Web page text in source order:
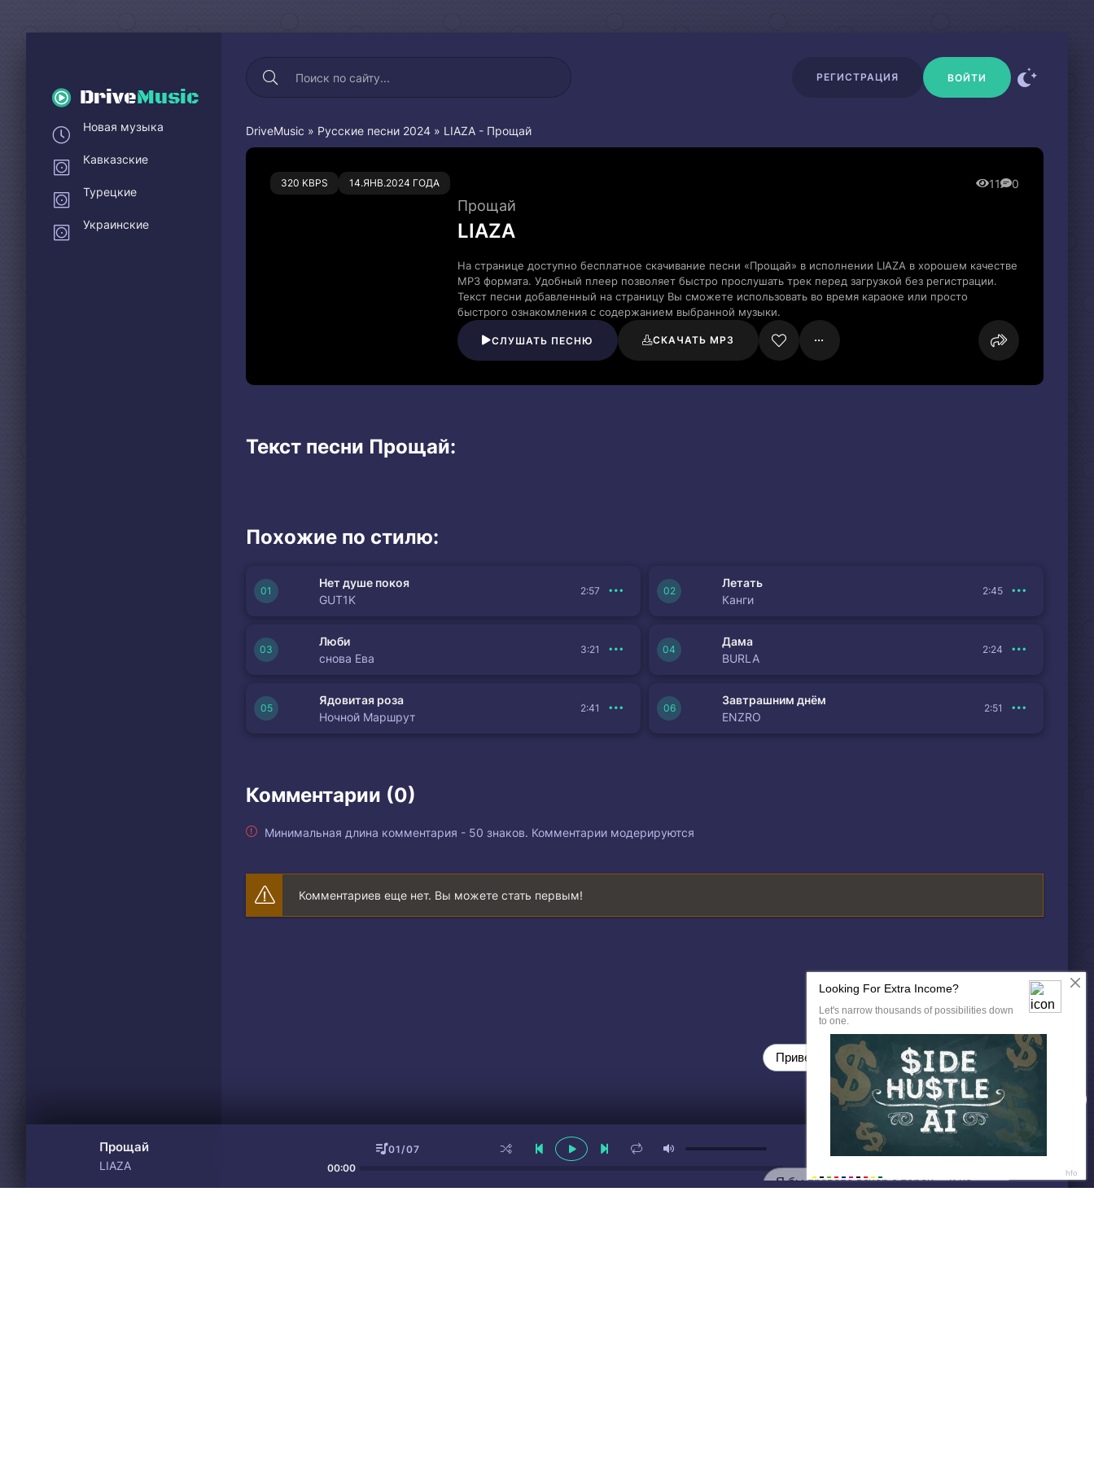
DriveMusic
РЕГИСТРАЦИЯ ВОЙТИ
DriveMusic » Русские песни 2024 » LIAZA - Прощай
320 KBPS 14.ЯНВ.2024 ГОДА 11 0
0 0
Прощай
LIAZA
На странице доступно бесплатное скачивание песни «Прощай» в исполнении LIAZA в хорошем качестве
MP3 формата. Удобный плеер позволяет быстро прослушать трек перед загрузкой без регистрации.
Текст песни добавленный на страницу Вы сможете использовать во время караоке или просто
быстрого ознакомления с содержанием выбранной музыки.
СЛУШАТЬ ПЕСНЮ СКАЧАТЬ MP3
Текст песни Прощай:
Похожие по стилю:
Нет душе покоя
GUT1K
2:57
Летать
Канги
2:45
Люби
снова Ева
3:21
Дама
BURLA
2:24
Ядовитая роза
Ночной Маршрут
2:41
Завтрашним днём
ENZRO
2:51
Комментарии (0)
Минимальная длина комментария - 50 знаков. Комментарии модерируются
Комментариев еще нет. Вы можете стать первым!
Новая музыка
Кавказские
Турецкие
Украинские
Прощай
LIAZA
01/07
00:00
Привет💞